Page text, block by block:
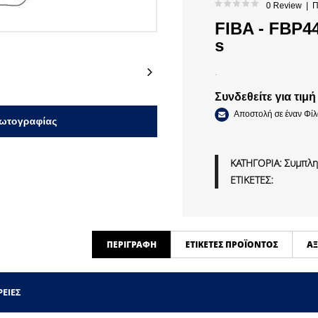
Next
0 Review
FIBA -
s
Συνδεθείτε για τιμή
Αποστολή σε έναν
ΚΑΤΗΓΟΡΙΑ:
ΕΤΙΚΕΤΕΣ:
ΠΕΡΙΓΡΑΦΉ ΕΤΙΚΈΤΕΣ ΠΡΟΪΌΝΤΟΣ